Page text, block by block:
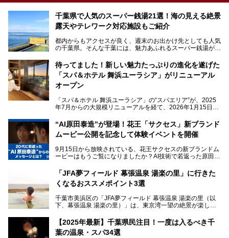
千葉県で人気のスーパー銭湯21選！海の見える絶景
露天やテレワーク対応施設もご紹介
都内からもアクセスが良く、週末のお出かけ先としても人気
の千葉県。そんな千葉には、魅力あふれるスーパー銭湯がた
「サウナでしっかりととのいたい」「海が見える絶景で非日
常を味わいたい」「子連れでも気兼ねなく1日過ごした
い」。
そんな多様なニーズに応える施設が揃っているため、その日
の目的に合った施設がきっと見つかるはずです。
さらに最近では、24時間営業で深夜まで滞在できる施設
や、テレワーク・コワーキングスペースを備えた仕事もでき
るスパも増えており、ただの入浴施設にとどまらない進化を
本記事では、人気スーパー銭湯から絶景施設、コワーキング
スペースや休憩スペースが充実した施設、子連れファミリー
向けの施設など、目的に合わせたおすすめの施設を紹介しま
す。
ださい。
待ってました！新しい魅力たっぷりの進化を遂げた
「スパ＆ホテル 舞浜ユーラシア」がリニューアル
オープン
「スパ＆ホテル 舞浜ユーラシア」の“スパエリア”が、2025
年7月からの大規模リニューアルを経て、2026年1月15日
新設エリアや生まれ変わった浴場・サウナの魅力を、人気キ
ャラクター「ユーラシわん」と一緒にご紹介します。必見の
───
提供元：SPA＆HOTEL舞浜ユーラシア【PR】
です。
“AI原田泰造”が登場！花王「サクセス」新ブランド
ムービー公開を記念して体験イベントを開催
9月15日から放映されている、花王サクセスの新ブランドム
ービーはもうご覧になりましたか？AI技術で若返った原田泰
伝えるムービーです。公開を記念して、スパメッツァおおた
か竜泉寺の湯にて体験イベントを開催。花王サクセスの製品
が無料で試せるチャンスです！
提供元：花王株式会社【PR】
この記事は花王株式会社商品のPRレポート記事です。
「JFA夢フィールド 幕張温泉 湯楽の里」に行きた
くなるおススメポイント3選
千葉市美浜区の「JFA夢フィールド 幕張温泉 湯楽の里（以
下、幕張温泉 湯楽の里）」は、東京湾一望の絶景が楽しめ
設備も天然温泉の露天風呂、サウナ、岩盤浴のほか、高濃度
炭酸泉、海の見えるお休み処や食事処、展望抜群の屋上ま
で、年代を問わずたっぷり楽しめます。
【2025年最新】千葉県民注目！一度は入るべき千
葉の温泉・スパ34選